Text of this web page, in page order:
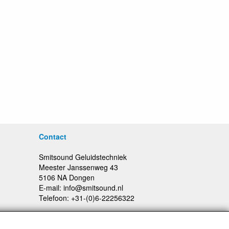
Contact
Smitsound Geluidstechniek
Meester Janssenweg 43
5106 NA Dongen
E-mail: info@smitsound.nl
Telefoon: +31-(0)6-22256322